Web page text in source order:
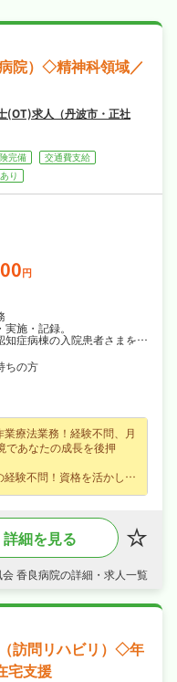
院）◇精神科領域／
(OT)求人（丹波市・正社
完備
交通費支給
り
円
施・記録。
知症病棟の入院患者さまを対
の集団OTあり。
方は、一般作業療法職員へ
ちの方
業療法業務！経験不問、月
であなたの成長を後押
経験不問！資格を活かして
待遇！年2回の賞与があ
度も充実しています！
で、年間休日109日！働き
詳細を見る
香良病院の詳細・求人一覧
訪問リハビリ）◇年
宅支援